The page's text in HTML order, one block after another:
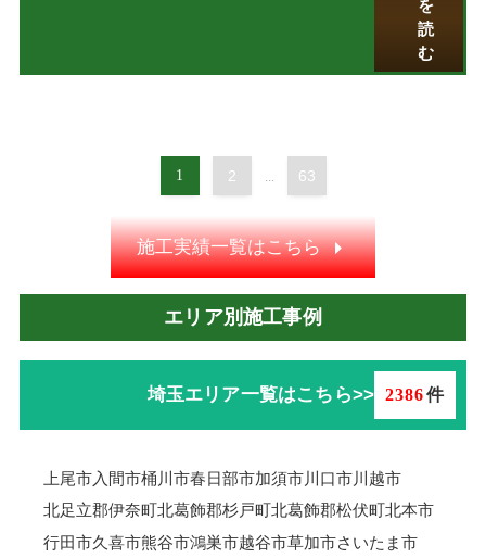
を
読
む
1 2 63
施工実績一覧はこちら
エリア別施工事例
埼玉エリア一覧はこちら>> 2386件
上尾市入間市桶川市春日部市加須市川口市川越市
北足立郡伊奈町北葛飾郡杉戸町北葛飾郡松伏町北本市
行田市久喜市熊谷市鴻巣市越谷市草加市さいたま市